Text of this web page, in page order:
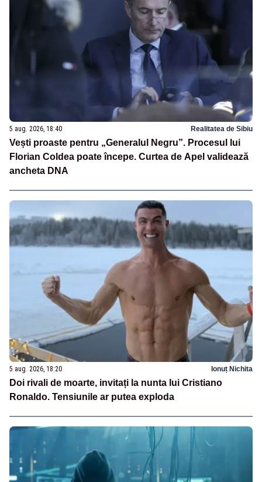
5 aug. 2026, 18:40 Realitatea de Sibiu
Vești proaste pentru „Generalul Negru”. Procesul lui
Florian Coldea poate începe. Curtea de Apel validează
ancheta DNA
5 aug. 2026, 18:20 Ionuț Nichita
Doi rivali de moarte, invitați la nunta lui Cristiano
Ronaldo. Tensiunile ar putea exploda